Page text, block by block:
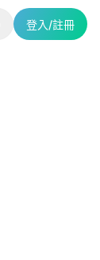
登入/註冊